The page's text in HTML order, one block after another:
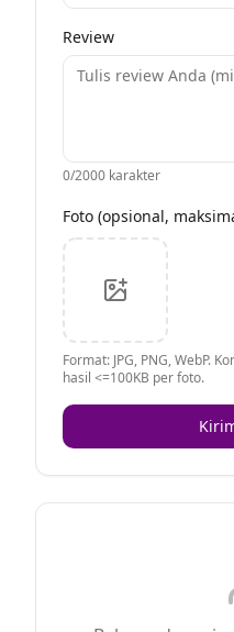
Review
0/2000 karakter
Foto (opsional,
Format: JPG, PNG, WebP.
hasil <=100KB per foto.